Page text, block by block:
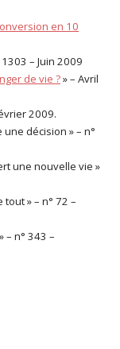
en 10
– Juin 2009
de vie ?» – Avril
2009.
décision » – n°
une nouvelle vie »
tout » – n° 72 –
– n° 343 –